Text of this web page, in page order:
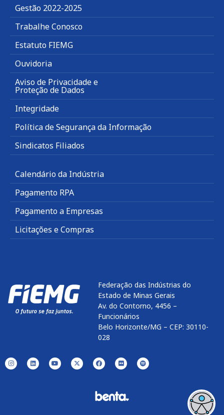
Gestão 2022-2025
Trabalhe Conosco
Estatuto FIEMG
Ouvidoria
Aviso de Privacidade e
Proteção de Dados
Integridade
Política de Segurança da Informação
Sindicatos Filiados
Calendário da Indústria
Pagamento RPA
Pagamento a Empresas
Licitações e Compras
Federação das Indústrias do
Estado de Minas Gerais
Av. do Contorno, 4456 –
Funcionários
Belo Horizonte/MG – CEP: 30110-
028